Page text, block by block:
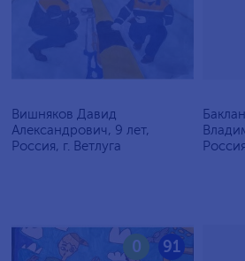
Вишняков Давид
Александрович, 9 лет,
Россия, г. Ветлуга
91
0